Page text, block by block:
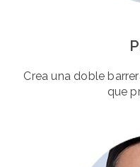
Crea una doble
que